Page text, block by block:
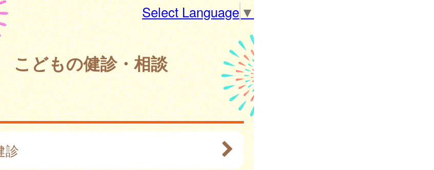
Select Language▼
こどもの健診・相談
診